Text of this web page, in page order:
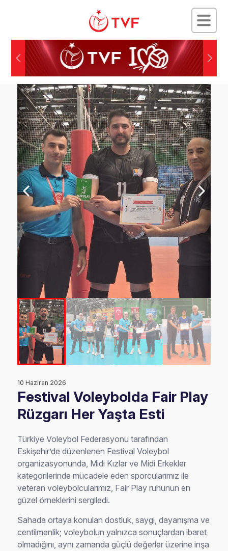
10 Haziran 2026
Festival Voleybolda Fair Play
Rüzgarı Her Yaşta Esti
Türkiye Voleybol Federasyonu tarafından
Eskişehir’de düzenlenen Festival Voleybol
organizasyonunda, Midi Kızlar ve Midi Erkekler
kategorilerinde mücadele eden sporcularımız ile
veteran voleybolcularımız, Fair Play ruhunun en
güzel örneklerini sergiledi.
Sahada ortaya konulan dostluk, saygı, dayanışma ve
centilmenlik; voleybolun yalnızca sonuçlardan ibaret
olmadığını, aynı zamanda güçlü değerler üzerine inşa